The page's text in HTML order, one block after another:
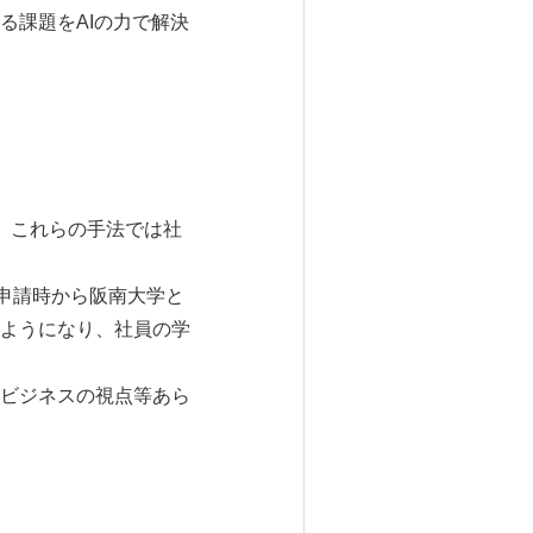
課題をAIの力で解決
これらの手法では社
請時から阪南大学と
うになり、社員の学
ジネスの視点等あら